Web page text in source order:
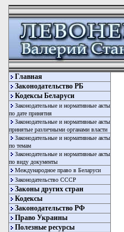
Главная
Законодательство РБ
Кодексы Беларуси
Законодательные и нормативные акты
по дате принятия
Законодательные и нормативные акты
принятые различными органами власти
Законодательные и нормативные акты
по темам
Законодательные и нормативные акты
по виду документы
Международное право в Беларуси
Законодательство СССР
Законы других стран
Кодексы
Законодательство РФ
Право Украины
Полезные ресурсы